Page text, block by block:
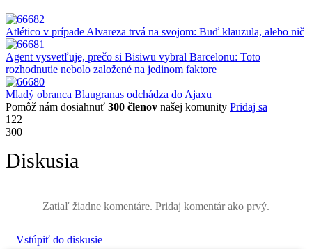
Atlético v prípade Alvareza trvá na svojom: Buď klauzula, alebo nič
Agent vysvetľuje, prečo si Bisiwu vybral Barcelonu: Toto
rozhodnutie nebolo založené na jedinom faktore
Mladý obranca Blaugranas odchádza do Ajaxu
Pomôž nám dosiahnuť 300 členov našej komunity Pridaj sa
122
300
Diskusia
Zatiaľ žiadne komentáre. Pridaj komentár ako prvý.
Vstúpiť do diskusie